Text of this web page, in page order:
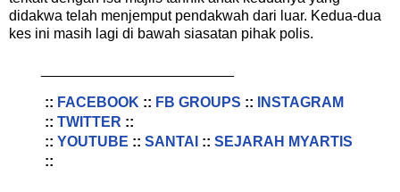
didakwa telah menjemput pendakwah dari luar. Kedua-dua
kes ini masih lagi di bawah siasatan pihak polis.
:: FACEBOOK :: FB GROUPS ::
INSTAGRAM
:: TWITTER ::
:: YOUTUBE :: SANTAI :: SEJARAH MYARTIS
::